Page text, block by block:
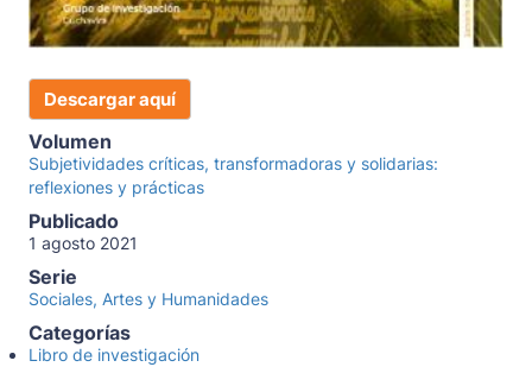
Descargar aquí
Volumen
Subjetividades críticas, transformadoras y solidarias:
reflexiones y prácticas
Publicado
1 agosto 2021
Serie
Sociales, Artes y Humanidades
Categorías
Libro de investigación